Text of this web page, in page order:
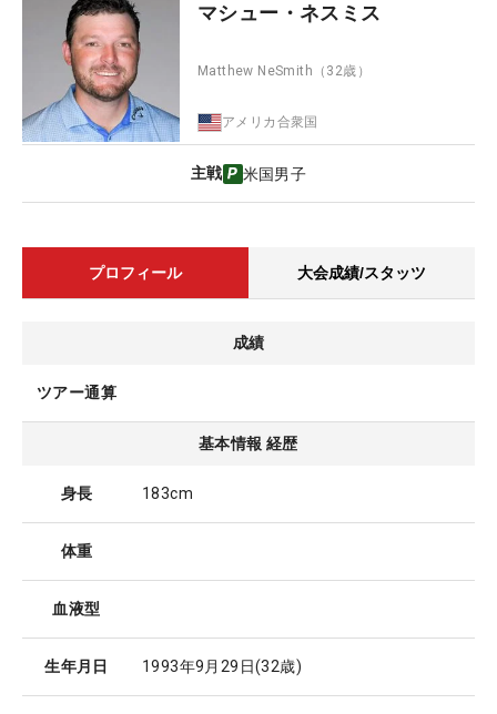
マシュー・ネスミス
Matthew NeSmith （32歳）
アメリカ合衆国
主戦 米国男子
プロフィール 大会成績/スタッツ
成績
ツアー通算
基本情報 経歴
身長 183cm
体重
血液型
生年月日 1993年9月29日(32歳)